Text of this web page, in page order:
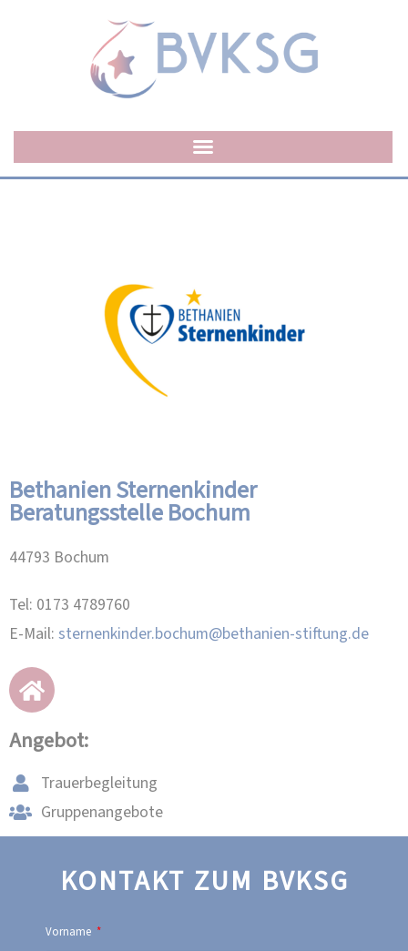
Bethanien Sternenkinder
Beratungsstelle Bochum
44793 Bochum
Tel: 0173 4789760
E-Mail: sternenkinder.bochum@bethanien-stiftung.de
Angebot:
Trauerbegleitung
Gruppenangebote
KONTAKT ZUM BVKSG
Vorname